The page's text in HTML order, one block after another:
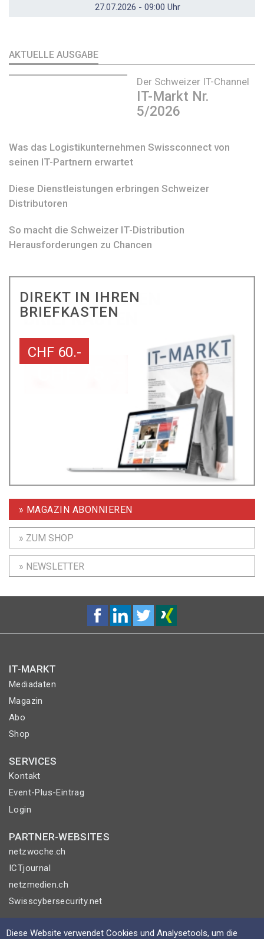
27.07.2026 - 09:00 Uhr
AKTUELLE AUSGABE
Der Schweizer IT-Channel
IT-Markt Nr.
5/2026
Was das Logistikunternehmen Swissconnect von
seinen IT-Partnern erwartet
Diese Dienstleistungen erbringen Schweizer
Distributoren
So macht die Schweizer IT-Distribution
Herausforderungen zu Chancen
DIREKT IN IHREN
BRIEFKASTEN
CHF 60.-
» MAGAZIN ABONNIEREN
» ZUM SHOP
» NEWSLETTER
IT-MARKT
Mediadaten
Magazin
Abo
Shop
SERVICES
Kontakt
Event-Plus-Eintrag
Login
PARTNER-WEBSITES
netzwoche.ch
ICTjournal
netzmedien.ch
Swisscybersecurity.net
© NETZMEDIEN AG 2026
Diese Website verwendet Cookies und Analysetools, um die